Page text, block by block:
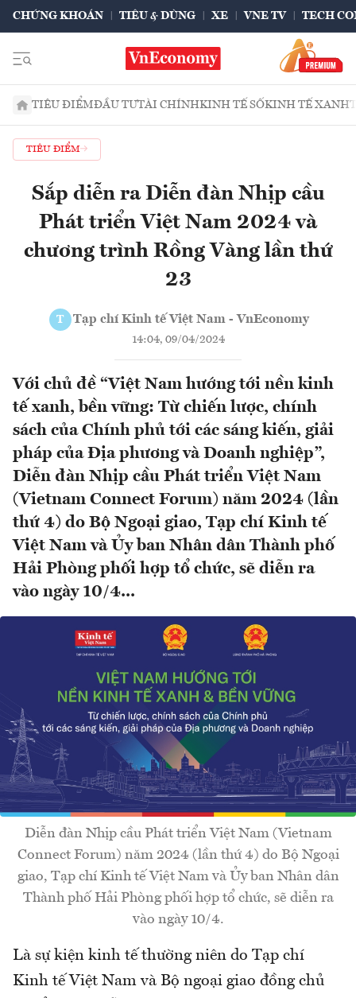
CHỨNG KHOÁN TIÊU & DÙNG XE VNE TV TECH
TIÊU ĐIỂMĐẦU TƯTÀI CHÍNHKINH TẾ SỐKINH TẾ XANH
TIÊU ĐIỂM
Sắp diễn ra Diễn đàn Nhịp cầu
Phát triển Việt Nam 2024 và
chương trình Rồng Vàng lần thứ
23
T Tạp chí Kinh tế Việt Nam - VnEconomy
14:04, 09/04/2024
Với chủ đề “Việt Nam hướng tới nền kinh
tế xanh, bền vững: Từ chiến lược, chính
sách của Chính phủ tới các sáng kiến, giải
pháp của Địa phương và Doanh nghiệp”,
Diễn đàn Nhịp cầu Phát triển Việt Nam
(Vietnam Connect Forum) năm 2024 (lần
thứ 4) do Bộ Ngoại giao, Tạp chí Kinh tế
Việt Nam và Ủy ban Nhân dân Thành phố
Hải Phòng phối hợp tổ chức, sẽ diễn ra
vào ngày 10/4...
Diễn đàn Nhịp cầu Phát triển Việt Nam (Vietnam
Connect Forum) năm 2024 (lần thứ 4) do Bộ Ngoại
giao, Tạp chí Kinh tế Việt Nam và Ủy ban Nhân dân
Thành phố Hải Phòng phối hợp tổ chức, sẽ diễn ra
vào ngày 10/4.
Là sự kiện kinh tế thường niên do Tạp chí
Kinh tế Việt Nam và Bộ ngoại giao đồng chủ